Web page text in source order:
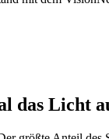
das Licht